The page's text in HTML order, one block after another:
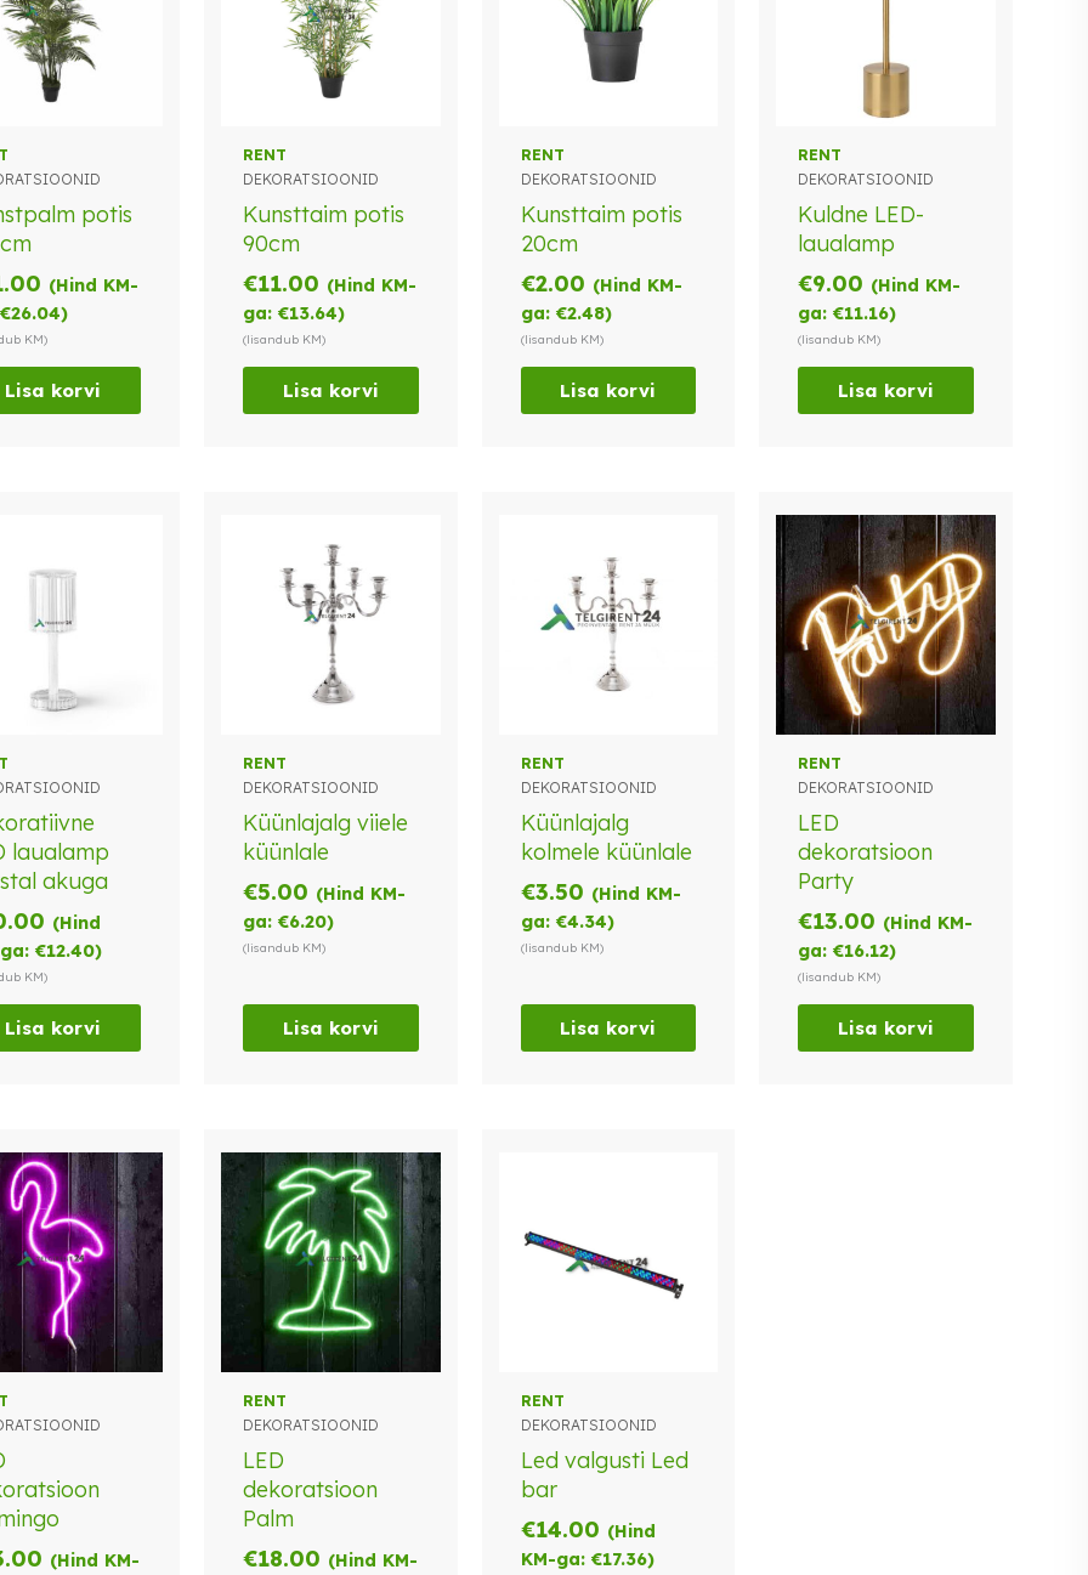
potis
(Hind KM-
€26.04)
KM)
Lisa korvi
RENT
DEKORATSIOONID
Kunsttaim potis
90cm
€11.00 (Hind KM-
ga: €13.64)
(lisandub KM)
Lisa korvi
RENT
DEKORATSIOONID
Kunsttaim potis
20cm
€2.00 (Hind KM-
ga: €2.48)
(lisandub KM)
Lisa korvi
RENT
DEKORATSIOONID
Kuldne LED-
laualamp
€9.00 (Hind KM-
ga:€11.16)
(lisandub KM)
Lisa korvi
laualamp
akuga
(Hind
€12.40)
KM)
Lisa korvi
RENT
DEKORATSIOONID
Küünlajalg viiele
küünlale
€5.00 (Hind KM-
ga: €6.20)
(lisandub KM)
Lisa korvi
RENT
DEKORATSIOONID
Küünlajalg
kolmele küünlale
€3.50 (Hind KM-
ga: €4.34)
(lisandub KM)
Lisa korvi
RENT
DEKORATSIOONID
LED
dekoratsioon
Party
€13.00 (Hind KM-
ga:€16.12)
(lisandub KM)
Lisa korvi
(Hind KM-
RENT
DEKORATSIOONID
LED
dekoratsioon
Palm
€18.00 (Hind KM-
RENT
DEKORATSIOONID
Led valgusti Led
bar
€14.00 (Hind
KM-ga: €17.36)